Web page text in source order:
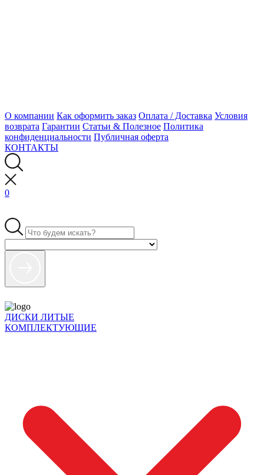
О компании Как оформить заказ Оплата / Доставка Условия
возврата Гарантии Статьи & Полезное Политика
конфиденциальности Публичная оферта
КОНТАКТЫ
0
ДИСКИ ЛИТЫЕ
КОМПЛЕКТУЮЩИЕ